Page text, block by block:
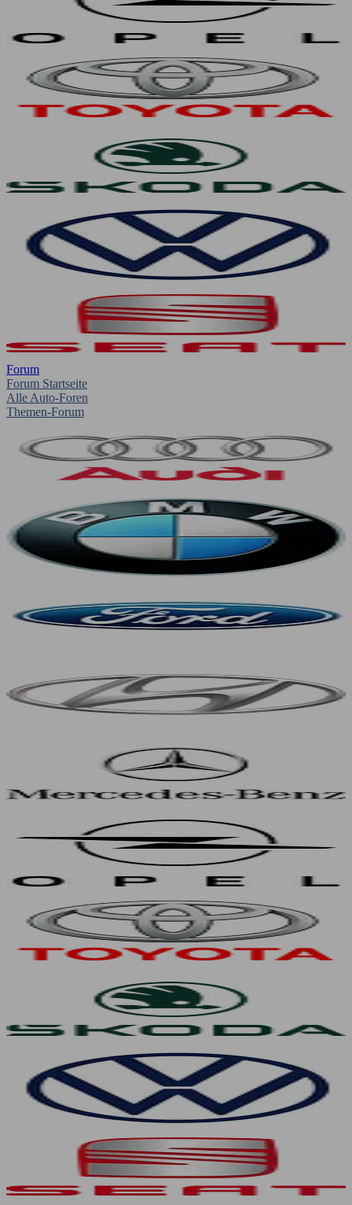
Forum
Forum Startseite
Alle Auto-Foren
Themen-Forum